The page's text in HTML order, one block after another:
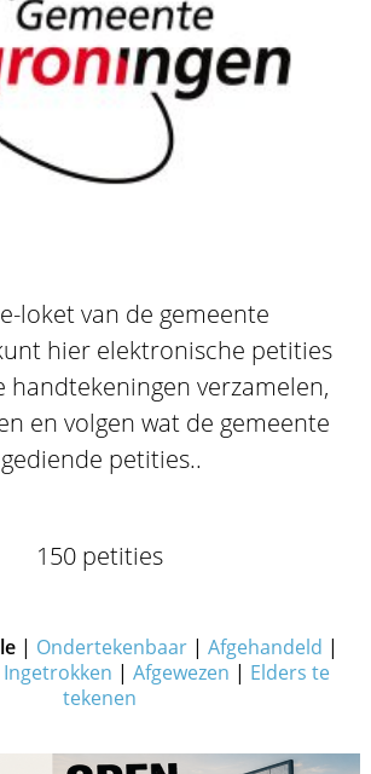
loket van de gemeente
hier elektronische petities
handtekeningen verzamelen,
en volgen wat de gemeente
petities..
150 petities
| Ondertekenbaar| Afgehandeld |
Ingetrokken | Afgewezen | Elders te
tekenen